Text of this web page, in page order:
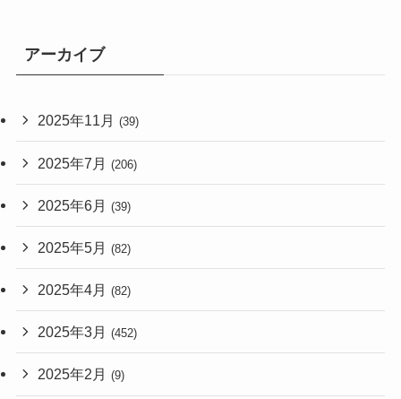
アーカイブ
2025年11月 (39)
2025年7月 (206)
2025年6月 (39)
2025年5月 (82)
2025年4月 (82)
2025年3月 (452)
2025年2月 (9)